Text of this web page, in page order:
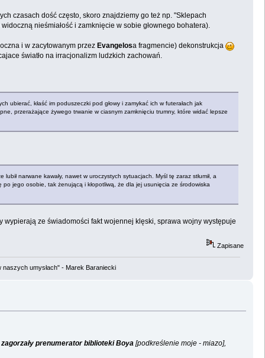
czasach dość często, skoro znajdziemy go też np. "Sklepach
nieśmiałość i zamknięcie w sobie głownego bohatera).
i w zacytowanym przez Evangelosa fragmencie) dekonstrukcja
światło na irracjonalizm ludzkich zachowań.
ubierać, kłaść im poduszeczki pod głowy i zamykać ich w futerałach jak
przerażające żywego trwanie w ciasnym zamknięciu trumny, które widać lepsze
narwane kawały, nawet w uroczystych sytuacjach. Myśl tę zaraz stłumił, a
jego osobie, tak żenującą i kłopotliwą, że dla jej usunięcia ze środowiska
wypierają ze świadomości fakt wojennej klęski, sprawa wojny występuje
Zapisane
umysłach" - Marek Baraniecki
zagorzały prenumerator biblioteki Boya[podkreślenie moje - miazo],